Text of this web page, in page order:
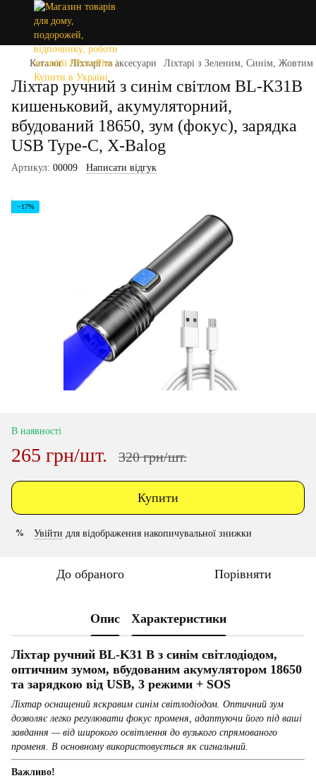
Каталог Ліхтарі та аксесуари Ліхтарі з Зеленим, Синім, Жовтим
Ліхтар ручний з синім світлом BL-K31B
кишеньковий, акумуляторний,
вбудований 18650, зум (фокус), зарядка
USB Type-C, X-Balog
Артикул: 00009 Написати відгук
−17%
В наявності
265 грн/шт. 320 грн/шт.
Купити
% Увійти для відображення накопичувальної знижки
До обраного Порівняти
Опис Характеристики
Ліхтар ручний BL-K31 B з синім світлодіодом,
оптичним зумом, вбудованим акумулятором 18650
та зарядкою від USB, 3 режими + SOS
Ліхтар оснащений яскравим синім світлодіодом. Оптичний зум
дозволяє легко регулювати фокус променя, адаптуючи його під ваші
завдання — від широкого освітлення до вузького спрямованого
променя. В основному використовується як сигнальний.
Важливо!